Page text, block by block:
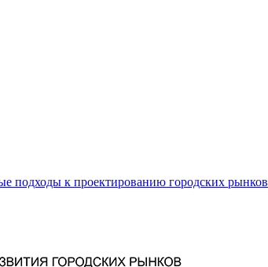
подходы к проектированию городских рынков